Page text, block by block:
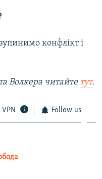
конфлікт і
Волкера читайте тут.
Follow us